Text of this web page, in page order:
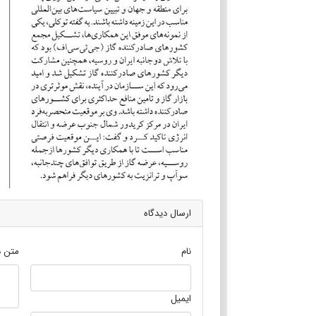
ارسال دیدگاه
نام
ایمیل
متن